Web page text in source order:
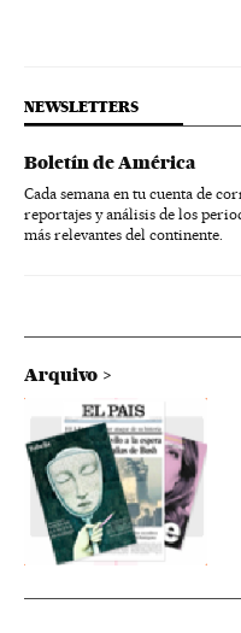
NEWSLETTERS
Boletín de América
Cada semana en tu cuenta de
reportajes y análisis de los
más relevantes del continente.
Arquivo